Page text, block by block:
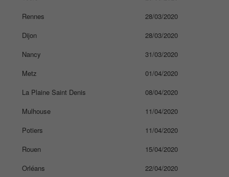
Rennes
28/03/2020
Dijon
28/03/2020
Nancy
31/03/2020
Metz
01/04/2020
La Plaine Saint Denis
08/04/2020
Mulhouse
11/04/2020
Potiers
11/04/2020
Rouen
15/04/2020
Orléans
22/04/2020